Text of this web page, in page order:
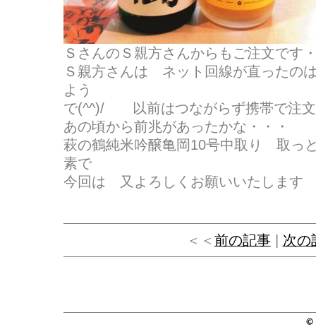
ＳさんのＳ親方さんからもご注文です
Ｓ親方さんは ネット回線が直ったの
よう
で(^^)/ 以前はつながらず携帯で注文
あの頃から前兆があったかな・・・
萩の鶴純米吟醸亀岡10号中取り 取っ
素で
今回は 又よろしくお願いいたします
＜＜ 前の記事| 次の